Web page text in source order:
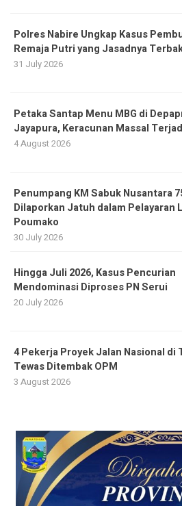
Polres Nabire Ungkap Kasus
Remaja Putri yang Jasadnya
31 July 2026
Petaka Santap Menu MBG di
Jayapura, Keracunan Massal
4 August 2026
Penumpang KM Sabuk Nusantara
Dilaporkan Jatuh dalam Pelayaran
Poumako
30 July 2026
Hingga Juli 2026, Kasus Pencurian
Mendominasi Diproses PN Serui
20 July 2026
4 Pekerja Proyek Jalan Nasional di
Tewas Ditembak OPM
3 August 2026